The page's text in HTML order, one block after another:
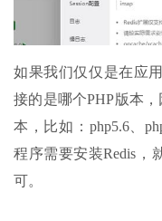
如果我们仅仅是在应
接的是哪个PHP版本
本，比如：php5.6、
程序需要安装Redis，
可。